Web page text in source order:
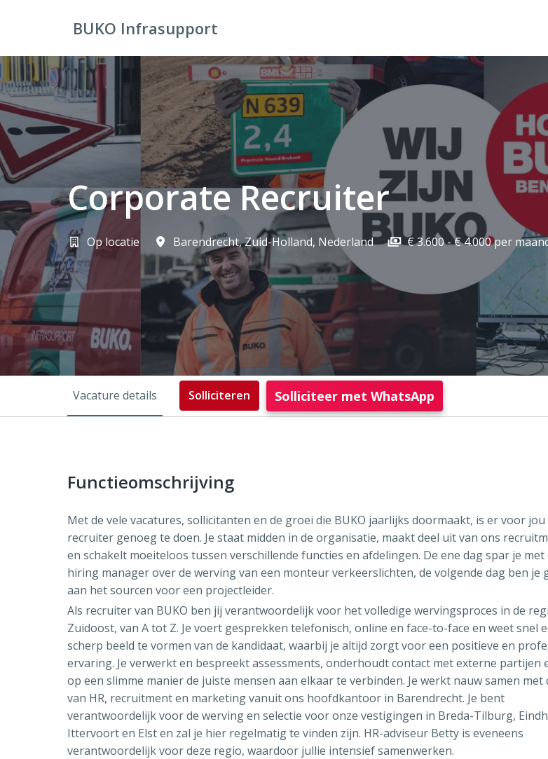
BUKO Infrasupport
Homepagina
Corporate Recruiter
Op locatie Barendrecht,Zuid-Holland, Nederland € 3.600 - € 4.000 per
Vacature details Solliciteren Solliciteer met WhatsApp
Functieomschrijving
Met de vele vacatures, sollicitanten en de groei die BUKO jaarlijks doormaakt, is er voor jou
recruiter genoeg te doen. Je staat midden in de organisatie, maakt deel uit van ons
en schakelt moeiteloos tussen verschillende functies en afdelingen. De ene dag spar je met
hiring manager over de werving van een monteur verkeerslichten, de volgende dag ben je
aan het sourcen voor een projectleider.
Als recruiter van BUKO ben jij verantwoordelijk voor het volledige wervingsproces in de
Zuidoost, van A tot Z. Je voert gesprekken telefonisch, online en face-to-face en weet snel
scherp beeld te vormen van de kandidaat, waarbij je altijd zorgt voor een positieve en
ervaring. Je verwerkt en bespreekt assessments, onderhoudt contact met externe partijen
op een slimme manier de juiste mensen aan elkaar te verbinden. Je werkt nauw samen met
van HR, recruitment en marketing vanuit ons hoofdkantoor in Barendrecht. Je bent
verantwoordelijk voor de werving en selectie voor onze vestigingen in Breda-Tilburg,
Ittervoort en Elst en zal je hier regelmatig te vinden zijn. HR-adviseur Betty is eveneens
verantwoordelijk voor deze regio, waardoor jullie intensief samenwerken.